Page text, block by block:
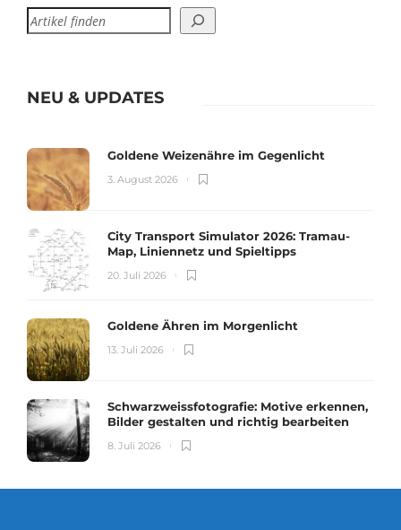
NEU & UPDATES
Goldene Weizenähre im Gegenlicht
3. August 2026
City Transport Simulator 2026: Tramau-
Map, Liniennetz und Spieltipps
20. Juli 2026
Goldene Ähren im Morgenlicht
13. Juli 2026
Schwarzweissfotografie: Motive erkennen,
Bilder gestalten und richtig bearbeiten
8. Juli 2026